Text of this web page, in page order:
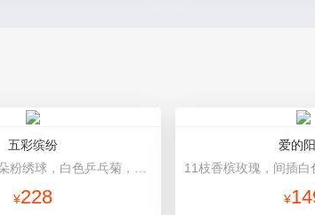
五彩缤纷
¥228
爱的
¥